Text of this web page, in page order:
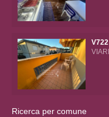
V722
Ricerca per comune